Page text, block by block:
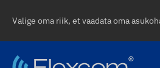
Valige oma riik, et vaadata oma